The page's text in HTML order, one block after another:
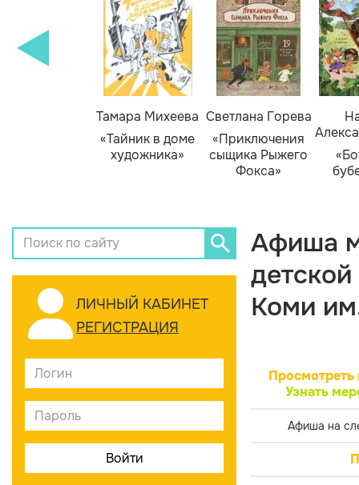
Тамара Михеева
«Тайник в доме
художника»
Светлана Горева
«Приключения
сыщика Рыжего
Фокса»
ЛИЧНЫЙ КАБИНЕТ
РЕГИСТРАЦИЯ
Афиша
Коми
Просмотреть
Узнать
Афиша на